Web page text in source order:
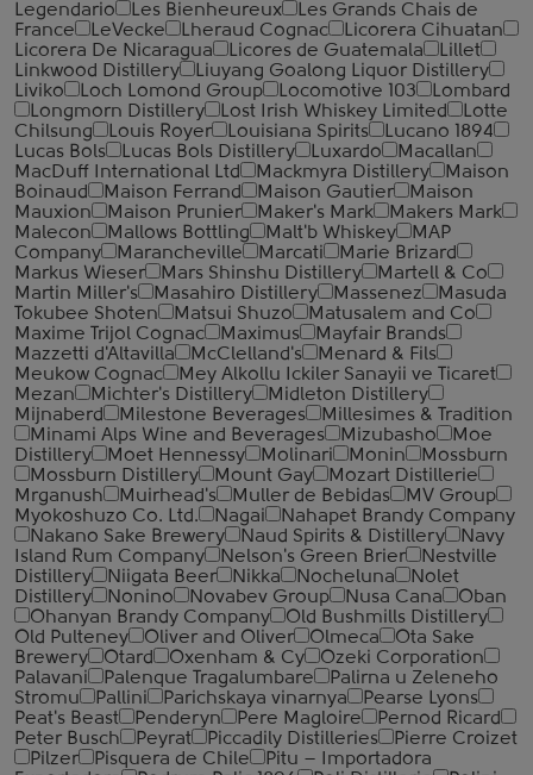
Legendario
Les Bienheureux
Les Grands Chais de
France
LeVecke Lheraud Cognac
Licorera Cihuatan
Licorera De Nicaragua
Licores de Guatemala
Lillet
Linkwood Distillery
Liuyang Goalong Liquor Distillery
Liviko
Loch Lomond Group Locomotive 103
Lombard
Longmorn Distillery
Lost Irish Whiskey Limited
Lotte
Chilsung
Louis Royer Louisiana Spirits
Lucano 1894
Lucas Bols
Lucas Bols Distillery Luxardo
Macallan
MacDuff International Ltd
Mackmyra Distillery
Maison
Boinaud
Maison Ferrand Maison Gautier
Maison
Mauxion
Maison Prunier Maker's Mark
Makers Mark
Malecon
Mallows Bottling Malt'b Whiskey
MAP
Company
Marancheville Marcati
Marie Brizard
Markus Wieser
Mars Shinshu Distillery
Martell & Co
Martin Miller's
Masahiro Distillery Massenez
Masuda
Tokubee Shoten
Matsui Shuzo
Matusalem and Co
Maxime Trijol Cognac
Maximus
Mayfair Brands
Mazzetti d'Altavilla
McClelland's
Menard & Fils
Meukow Cognac
Mey Alkollu Ickiler Sanayii ve Ticaret
Mezan
Michter's Distillery
Midleton Distillery
Mijnaberd
Milestone Beverages
Millesimes & Tradition
Minami Alps Wine and Beverages
Mizubasho
Moe
Distillery
Moet Hennessy Molinari Monin
Mossburn
Mossburn Distillery
Mount Gay
Mozart Distillerie
Mrganush
Muirhead's Muller de Bebidas
MV Group
Myokoshuzo Co. Ltd.
Nagai
Nahapet Brandy Company
Nakano Sake Brewery
Naud Spirits & Distillery
Navy
Island Rum Company
Nelson's Green Brier
Nestville
Distillery
Niigata Beer Nikka Nocheluna
Nolet
Distillery
Nonino Novabev Group Nusa Cana
Oban
Ohanyan Brandy Company
Old Bushmills Distillery
Old Pulteney
Oliver and Oliver Olmeca
Ota Sake
Brewery
Otard Oxenham & Cy
Ozeki Corporation
Palavani
Palenque Tragalumbare
Palirna u Zeleneho
Stromu
Pallini Parichskaya vinarnya
Pearse Lyons
Peat's Beast
Penderyn Pere Magloire
Pernod Ricard
Peter Busch
Peyrat Piccadily Distilleries
Pierre Croizet
Pilzer
Pisquera de Chile
Pitu – Importadora